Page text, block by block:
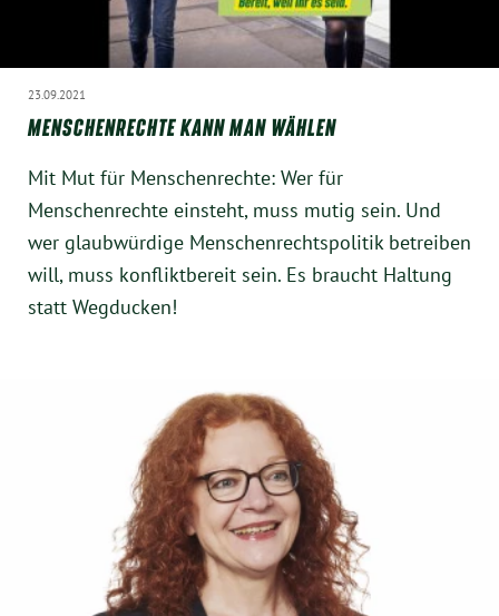
23.09.2021
MENSCHENRECHTE KANN MAN WÄHLEN
Mit Mut für Menschenrechte: Wer für
Menschenrechte einsteht, muss mutig sein. Und
wer glaubwürdige Menschenrechtspolitik betreiben
will, muss konfliktbereit sein. Es braucht Haltung
statt Wegducken!